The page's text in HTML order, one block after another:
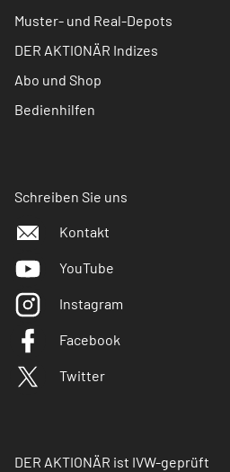
Muster- und Real-Depots
DER AKTIONÄR Indizes
Abo und Shop
Bedienhilfen
Schreiben Sie uns
Kontakt
YouTube
Instagram
Facebook
Twitter
DER AKTIONÄR ist IVW-geprüft